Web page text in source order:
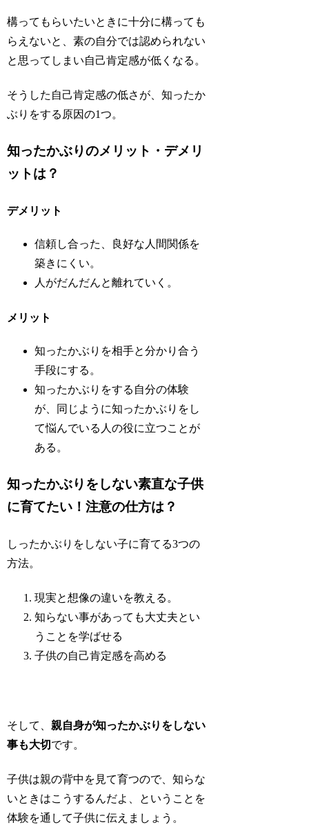
構ってもらいたいときに十分に構っても
らえないと、素の自分では認められない
と思ってしまい自己肯定感が低くなる。
そうした自己肯定感の低さが、知ったか
ぶりをする原因の1つ。
知ったかぶりのメリット・デメリ
ットは？
デメリット
信頼し合った、良好な人間関係を
築きにくい。
人がだんだんと離れていく。
メリット
知ったかぶりを相手と分かり合う
手段にする。
知ったかぶりをする自分の体験
が、同じように知ったかぶりをし
て悩んでいる人の役に立つことが
ある。
知ったかぶりをしない素直な子供
に育てたい！注意の仕方は？
しったかぶりをしない子に育てる3つの
方法。
現実と想像の違いを教える。
知らない事があっても大丈夫とい
うことを学ばせる
子供の自己肯定感を高める
そして、親自身が知ったかぶりをしない
事も大切です。
子供は親の背中を見て育つので、知らな
いときはこうするんだよ、ということを
体験を通して子供に伝えましょう。